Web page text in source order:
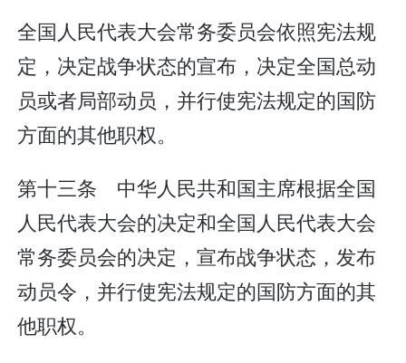
全国人民代表大会常务委员会依照宪法规
定，决定战争状态的宣布，决定全国总动
员或者局部动员，并行使宪法规定的国防
方面的其他职权。
第十三条 中华人民共和国主席根据全国
人民代表大会的决定和全国人民代表大会
常务委员会的决定，宣布战争状态，发布
动员令，并行使宪法规定的国防方面的其
他职权。